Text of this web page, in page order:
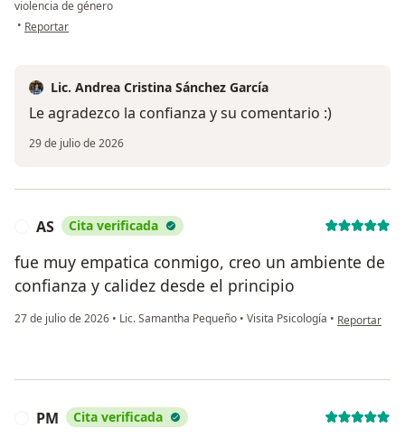
violencia de género
• en opinión del usuario L.P
Reportar
Lic. Andrea Cristina Sánchez García
Le agradezco la confianza y su comentario :)
29 de julio de 2026
AS Cita verificada
fue muy empatica conmigo, creo un ambiente de
confianza y calidez desde el principio
27 de julio de 2026 • Lic. Samantha Pequeño • Visita Psicología • en opinión
Reportar
PM Cita verificada